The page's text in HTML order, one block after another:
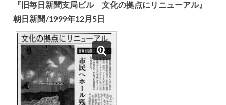
『旧毎日新聞支局ビル 文化の拠点にリニューアル』
朝日新聞/1999年12月5日